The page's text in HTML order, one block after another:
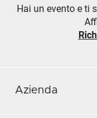
Hai un evento e ti
Azienda